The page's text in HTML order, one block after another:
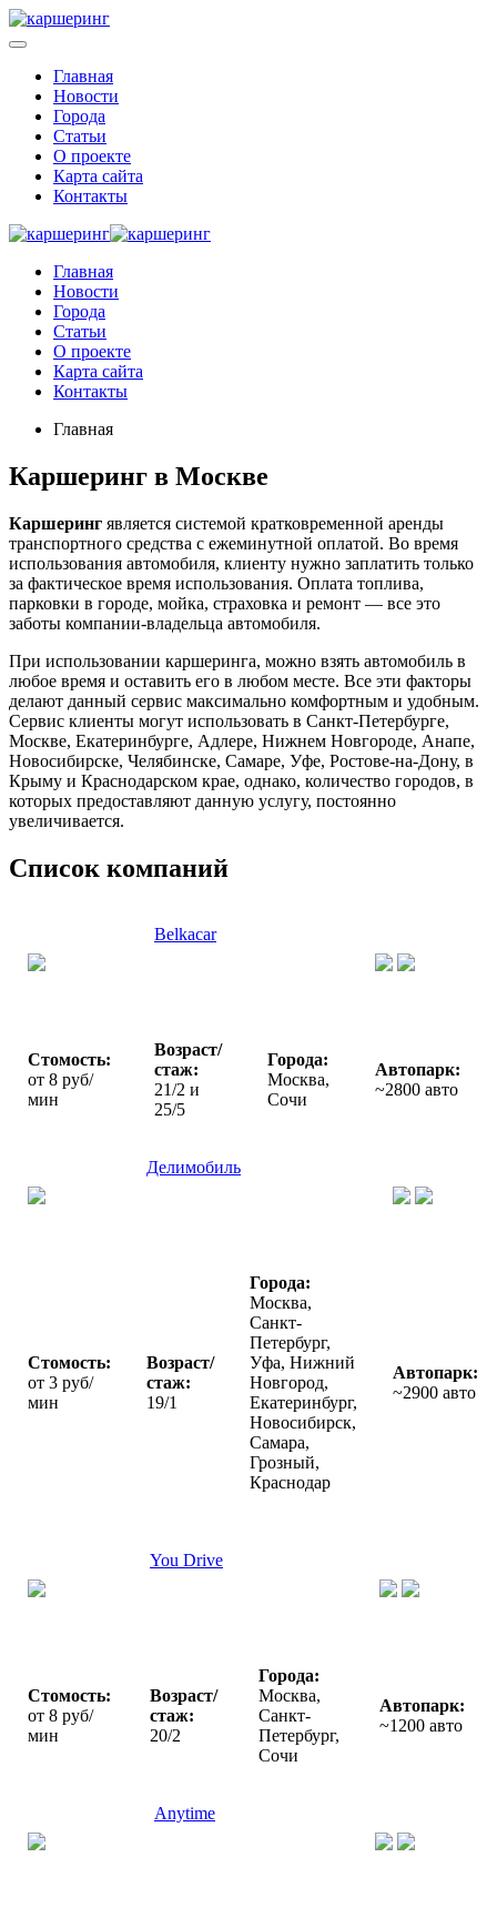
Главная
Новости
Города
Статьи
О проекте
Карта сайта
Контакты
Главная
Новости
Города
Статьи
О проекте
Карта сайта
Контакты
Главная
Каршеринг в Москве
Каршеринг является системой кратковременной аренды
транспортного средства с ежеминутной оплатой. Во время
использования автомобиля, клиенту нужно заплатить только
за фактическое время использования. Оплата топлива,
парковки в городе, мойка, страховка и ремонт — все это
заботы компании-владельца автомобиля.
При использовании каршеринга, можно взять автомобиль в
любое время и оставить его в любом месте. Все эти факторы
делают данный сервис максимально комфортным и удобным.
Сервис клиенты могут использовать в Санкт-Петербурге,
Москве, Екатеринбурге, Адлере, Нижнем Новгороде, Анапе,
Новосибирске, Челябинске, Самаре, Уфе, Ростове-на-Дону, в
Крыму и Краснодарском крае, однако, количество городов, в
которых предоставляют данную услугу, постоянно
увеличивается.
Список компаний
Belkacar
Стомость:
от 8 руб/
мин
Возраст/
стаж:
21/2 и
25/5
Города:
Москва,
Сочи
Автопарк:
~2800 авто
Делимобиль
Стомость:
от 3 руб/
мин
Возраст/
стаж:
19/1
Города:
Москва,
Санкт-
Петербург,
Уфа, Нижний
Новгород,
Екатеринбург,
Новосибирск,
Самара,
Грозный,
Краснодар
Автопарк:
~2900 авто
You Drive
Стомость:
от 8 руб/
мин
Возраст/
стаж:
20/2
Города:
Москва,
Санкт-
Петербург,
Сочи
Автопарк:
~1200 авто
Anytime